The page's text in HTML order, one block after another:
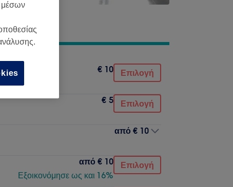
€ 10 Επιλογή
€ 5 Επιλογή
από € 10
από € 10
Εξοικονόμησε ως και 16%
Επιλογή
μέσων